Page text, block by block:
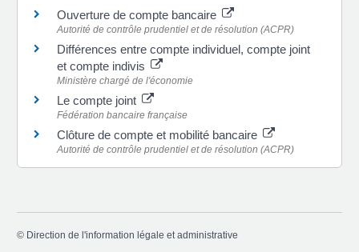
Ouverture de compte bancaire
Autorité de contrôle prudentiel et de résolution (ACPR)
Différences entre compte individuel, compte joint
et compte indivis
Ministère chargé de l'économie
Le compte joint
Fédération bancaire française
Clôture de compte et mobilité bancaire
Autorité de contrôle prudentiel et de résolution (ACPR)
© Direction de l'information légale et administrative